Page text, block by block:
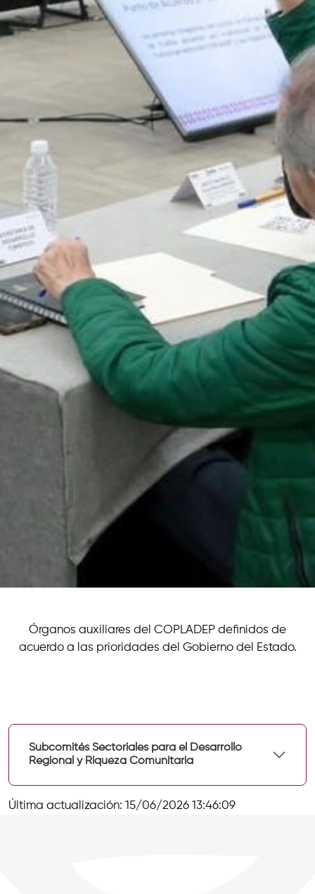
Órganos auxiliares del COPLADEP definidos de
acuerdo a las prioridades del Gobierno del Estado.
Subcomités Sectoriales para el Desarrollo
Regional y Riqueza Comunitaria
Última actualización: 15/06/2026 13:46:09